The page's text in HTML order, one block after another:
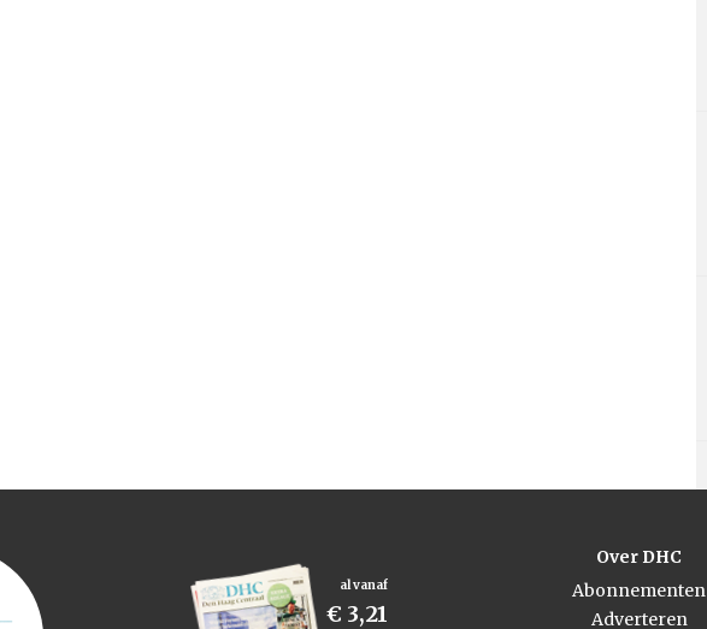
al vanaf
€ 3,21
Over DHC
Abonnementen
Adverteren